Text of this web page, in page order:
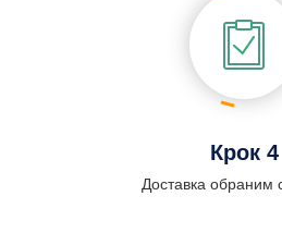
Крок 4
Доставка обраним